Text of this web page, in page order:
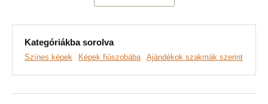
Kategóriákba sorolva
Színes képek Képek fiúszobába Ajándékok szakmák szerint